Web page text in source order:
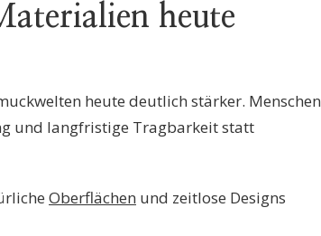
heute
heute deutlich stärker. Menschen
und langfristige Tragbarkeit statt
Oberflächen und zeitlose Designs